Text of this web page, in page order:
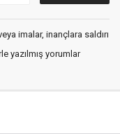
imalar, inançlara saldırı
yazılmış yorumlar